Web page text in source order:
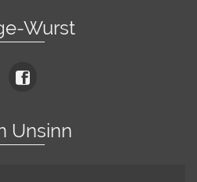
Wurst
Unsinn